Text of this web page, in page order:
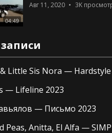
04:49
Авг 11, 2020 3K
Little Sis Nora — Hardstyle
— Lifeline 2023
— Письмо 2023
Peas, Anitta, El Alfa —